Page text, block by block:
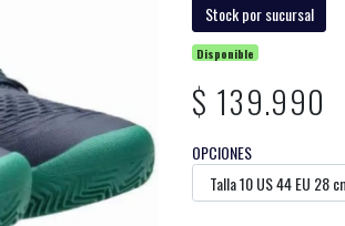
Stock por sucursal
Disponible
$ 139.990
OPCIONES